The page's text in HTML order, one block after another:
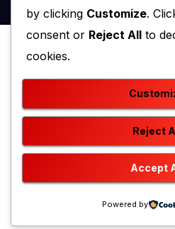
by clicking Customize.
consent or Reject All to
cookies.
Reject
Accept
Powered by